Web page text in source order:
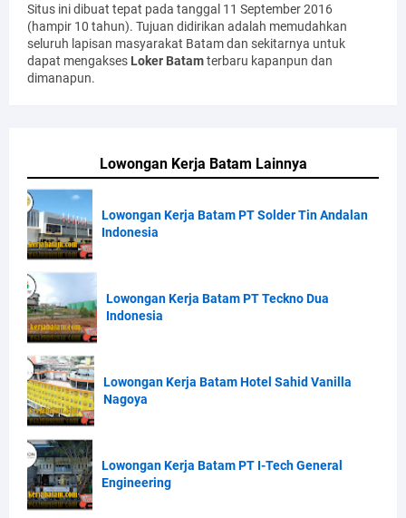
Situs ini dibuat tepat pada tanggal 11 September 2016
(hampir 10 tahun). Tujuan didirikan adalah memudahkan
seluruh lapisan masyarakat Batam dan sekitarnya untuk
dapat mengakses Loker Batamterbaru kapanpun dan
dimanapun.
Lowongan Kerja Batam Lainnya
Lowongan Kerja Batam PT Solder Tin Andalan
Indonesia
Lowongan Kerja Batam PT Teckno Dua
Indonesia
Lowongan Kerja Batam Hotel Sahid Vanilla
Nagoya
Lowongan Kerja Batam PT I-Tech General
Engineering